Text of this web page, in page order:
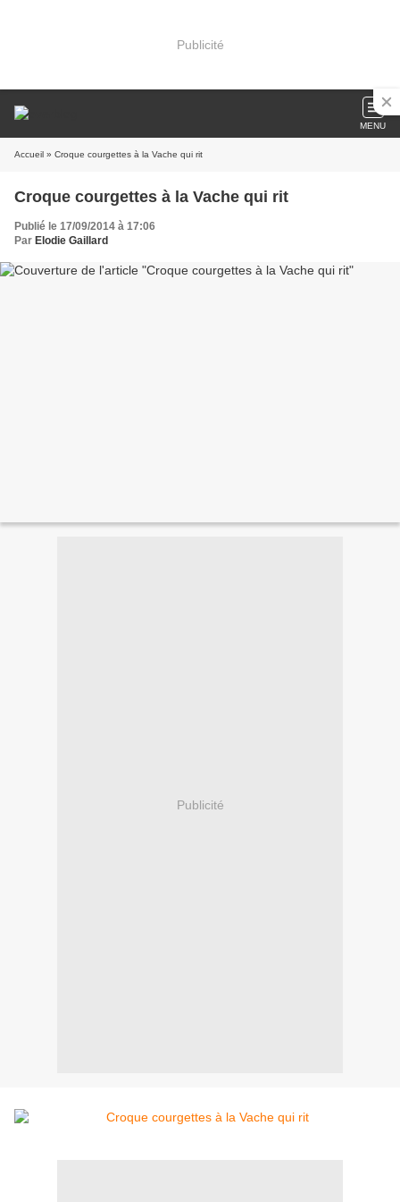
Publicité
MENU
Accueil » Croque courgettes à la Vache qui rit
Croque courgettes à la Vache qui rit
Publié le 17/09/2014 à 17:06
Par Elodie Gaillard
Publicité